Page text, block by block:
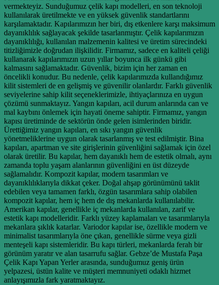
vermekteyiz. Sunduğumuz çelik kapı modelleri, en son teknoloji
kullanılarak üretilmekte ve en yüksek güvenlik standartlarını
karşılamaktadır. Kapılarımızın her biri, dış etkenlere karşı maksimum
dayanıklılık sağlayacak şekilde tasarlanmıştır. Çelik kapılarımızın
dayanıklılığı, kullanılan malzemenin kalitesi ve üretim sürecindeki
titizliğimizle doğrudan ilişkilidir. Firmamız, sadece en kaliteli çeliği
kullanarak kapılarımızın uzun yıllar boyunca ilk günkü gibi
kalmasını sağlamaktadır. Güvenlik, bizim için her zaman en
öncelikli konudur. Bu nedenle, çelik kapılarımızda kullandığımız
kilit sistemleri de en gelişmiş ve güvenilir olanlardır. Farklı güvenlik
seviyelerine sahip kilit seçeneklerimizle, ihtiyaçlarınıza en uygun
çözümü sunmaktayız. Yangın kapıları, acil durum anlarında can ve
mal kaybını önlemek için hayati öneme sahiptir. Firmamız, yangın
kapısı üretiminde de sektörün önde gelen isimlerinden biridir.
Ürettiğimiz yangın kapıları, en sıkı yangın güvenlik
yönetmeliklerine uygun olarak tasarlanmış ve test edilmiştir. Bina
kapıları, apartman ve site girişlerinin güvenliğini sağlamak için özel
olarak üretilir. Bu kapılar, hem dayanıklı hem de estetik olmalı, aynı
zamanda toplu yaşam alanlarının güvenliğini en üst düzeyde
sağlamalıdır. Kompozit kapılar, modern tasarımları ve
dayanıklılıklarıyla dikkat çeker. Doğal ahşap görünümünü taklit
edebilen veya tamamen farklı, özgün tasarımlara sahip olabilen
kompozit kapılar, hem iç hem de dış mekanlarda kullanılabilir.
Amerikan kapılar, genellikle iç mekanlarda kullanılan, zarif ve
estetik kapı modelleridir. Farklı yüzey kaplamaları ve tasarımlarıyla
mekanlara şıklık katarlar. Variodor kapılar ise, özellikle modern ve
minimalist tasarımlarıyla öne çıkan, genellikle sürme veya gizli
menteşeli kapı sistemleridir. Bu kapı türleri, mekanlarda ferah bir
görünüm yaratır ve alan tasarrufu sağlar. Gebze’de Mustafa Paşa
Çelik Kapı Yapan Yerler arasında, sunduğumuz geniş ürün
yelpazesi, üstün kalite ve müşteri memnuniyeti odaklı hizmet
anlayışımızla fark yaratmaktayız.